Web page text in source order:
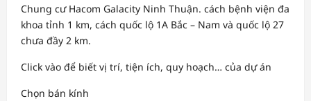
Chung cư Hacom Galacity Ninh Thuận. cách bệnh viện đa
khoa tỉnh 1 km, cách quốc lộ 1A Bắc – Nam và quốc lộ 27
chưa đầy 2 km.
Click vào để biết vị trí, tiện ích, quy hoạch… của dự án
Chọn bán kính